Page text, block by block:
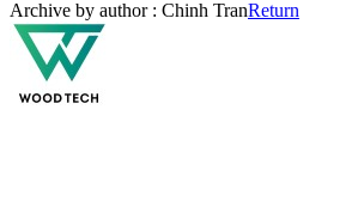
Archive by author : Chinh TranReturn